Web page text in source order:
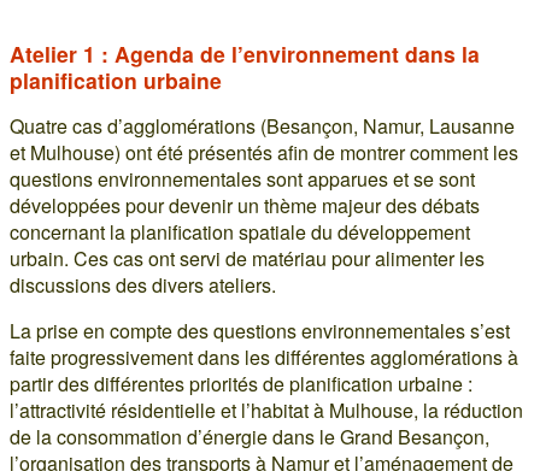
Atelier 1 : Agenda de l’environnement dans la
planification urbaine
Quatre cas d’agglomérations (Besançon, Namur, Lausanne
et Mulhouse) ont été présentés afin de montrer comment les
questions environnementales sont apparues et se sont
développées pour devenir un thème majeur des débats
concernant la planification spatiale du développement
urbain. Ces cas ont servi de matériau pour alimenter les
discussions des divers ateliers.
La prise en compte des questions environnementales s’est
faite progressivement dans les différentes agglomérations à
partir des différentes priorités de planification urbaine :
l’attractivité résidentielle et l’habitat à Mulhouse, la réduction
de la consommation d’énergie dans le Grand Besançon,
l’organisation des transports à Namur et l’aménagement de